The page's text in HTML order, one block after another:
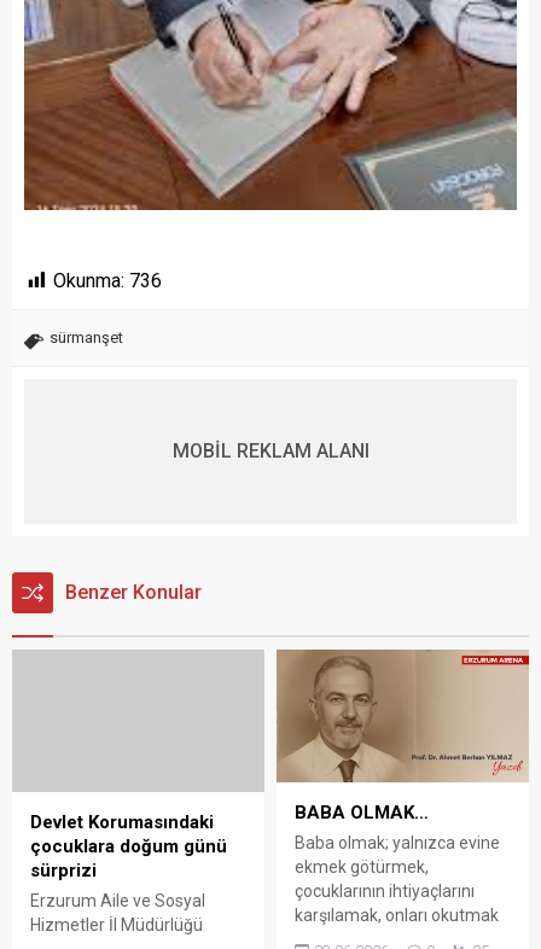
Okunma: 736
sürmanşet
MOBİL REKLAM ALANI
Benzer Konular
Devlet Korumasındaki
çocuklara doğum günü
sürprizi
Erzurum Aile ve Sosyal
Hizmetler İl Müdürlüğü
BABA OLMAK…
Baba olmak; yalnızca evine
ekmek götürmek,
çocuklarının ihtiyaçlarını
karşılamak, onları okutmak